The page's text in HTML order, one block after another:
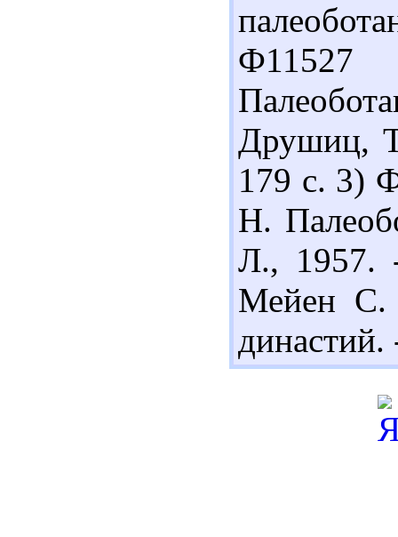
Друшиц,
179 с. 3)
Н.
Л., 1957.
Мейен С.